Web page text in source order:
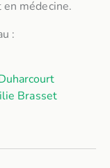
médecine.
:
Brasset